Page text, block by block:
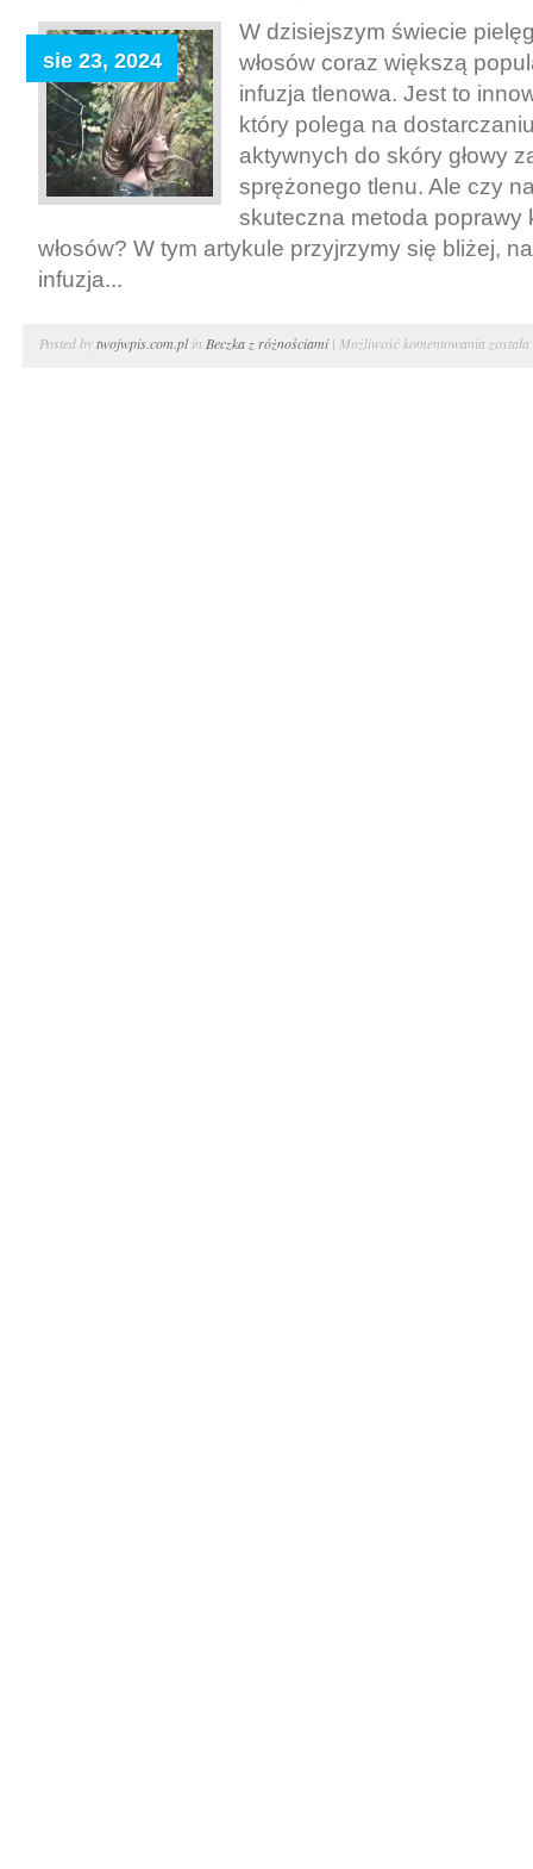
przed
sie 23, 2024
W dzisiejszym świecie
włosów coraz większą
infuzja tlenowa. Jest to
który polega na
aktywnych do skóry głowy
sprężonego tlenu. Ale czy
skuteczna metoda poprawy
włosów? W tym artykule przyjrzymy się bliżej,
infuzja...
Posted bytwojwpis.com.plin Beczka z różnościami| Możliwość komentowania Infuzja